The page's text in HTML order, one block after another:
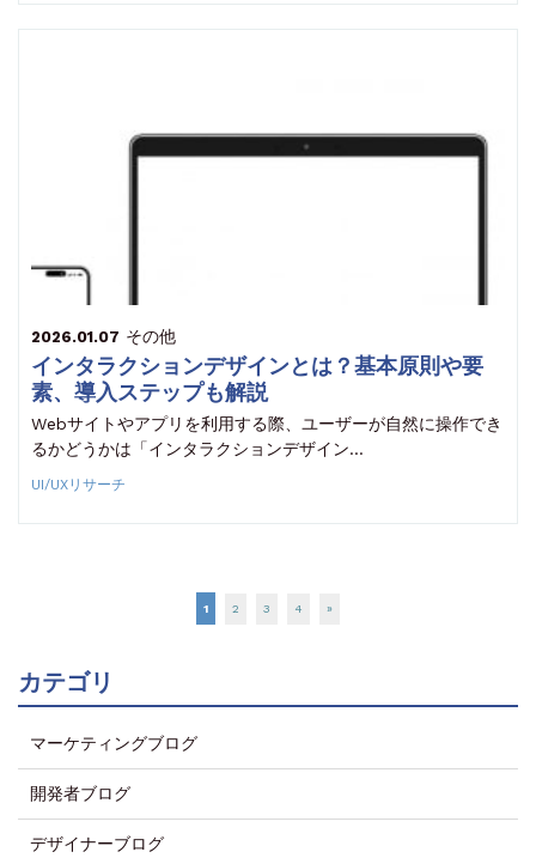
2026.01.07 その他
インタラクションデザインとは？基本原則や要
素、導入ステップも解説
Webサイトやアプリを利用する際、ユーザーが自然に操作でき
るかどうかは「インタラクションデザイン…
UI/UXリサーチ
1 2 3 4 »
カテゴリ
マーケティングブログ
開発者ブログ
デザイナーブログ